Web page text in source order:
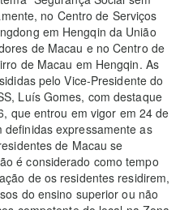
no Centro de Serviços
em Hengqin da União
de Macau e no Centro de
de Macau em Hengqin. As
pelo Vice-Presidente do
Luís Gomes, com destaque
que entrou em vigor em 24 de
expressamente as
de Macau se
é considerado como tempo
de os residentes residirem,
do ensino superior ou não